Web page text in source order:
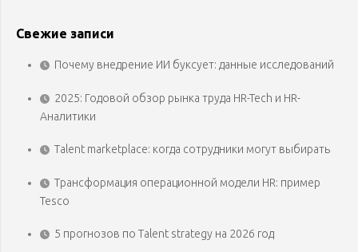
Свежие записи
Почему внедрение ИИ буксует: данные исследований
2025: Годовой обзор рынка труда HR-Tech и HR-
Аналитики
Talent marketplace: когда сотрудники могут выбирать
Трансформация операционной модели HR: пример
Tesco
5 прогнозов по Talent strategy на 2026 год